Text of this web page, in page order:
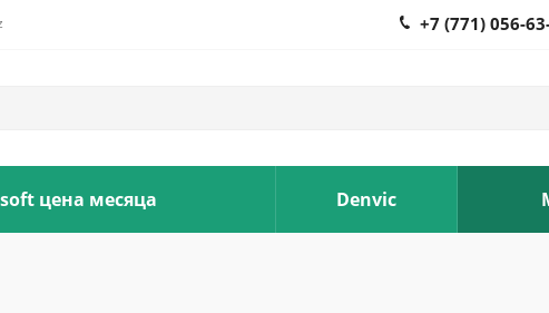
+7 (771) 056-
цена месяца Denvic